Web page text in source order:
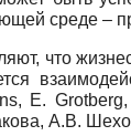
среде –
что
E.
А.В.